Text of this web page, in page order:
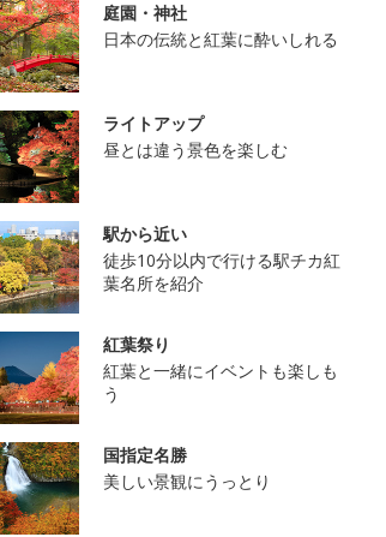
庭園・神社
日本の伝統と紅葉に酔いしれる
ライトアップ
昼とは違う景色を楽しむ
駅から近い
徒歩10分以内で行ける駅チカ紅
葉名所を紹介
紅葉祭り
紅葉と一緒にイベントも楽しも
う
国指定名勝
美しい景観にうっとり